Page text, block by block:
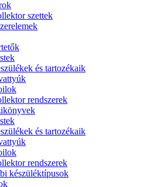
szettek
és tartozékaik
rendszerek
és tartozékaik
rendszerek
készüléktípusok